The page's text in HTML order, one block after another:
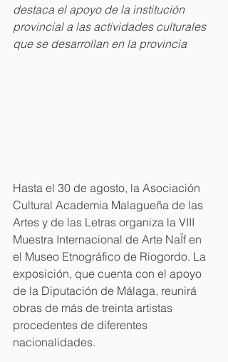
destaca el apoyo de la institución
provincial a las actividades culturales
que se desarrollan en la provincia
Hasta el 30 de agosto, la Asociación
Cultural Academia Malagueña de las
Artes y de las Letras organiza la VIII
Muestra Internacional de Arte NaÏf en
el Museo Etnográfico de Riogordo. La
exposición, que cuenta con el apoyo
de la Diputación de Málaga, reunirá
obras de más de treinta artistas
procedentes de diferentes
nacionalidades.